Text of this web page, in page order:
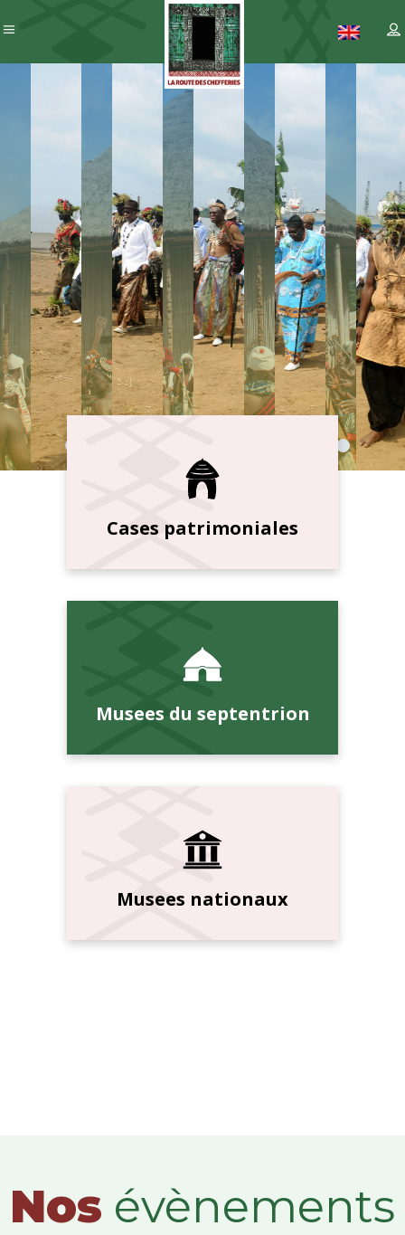
Cases patrimoniales
Musees du septentrion
Musees nationaux
Nos évènements